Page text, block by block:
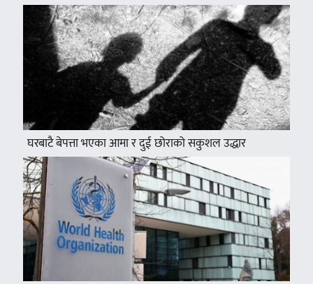
घरबाटै बेपत्ता भएका आमा र दुई छोराको सकुशल उद्धार